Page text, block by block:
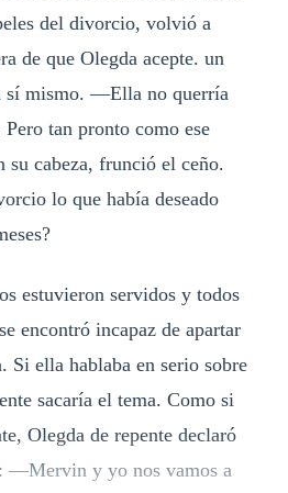
del divorcio, volvió a
de que Olegda acepte. un
sí mismo. —Ella no querría
tan pronto como ese
su cabeza, frunció el ceño.
lo que había deseado
estuvieron servidos y todos
encontró incapaz de apartar
Si ella hablaba en serio sobre
sacaría el tema. Como si
Olegda de repente declaró
—Mervin y yo nos vamos a